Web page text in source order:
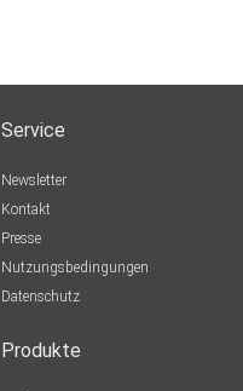
Service
Newsletter
Kontakt
Presse
Nutzungsbedingungen
Datenschutz
Produkte